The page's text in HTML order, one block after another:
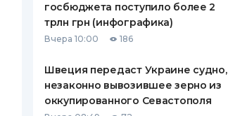
госбюджета поступило более 2
трлн грн (инфографика)
Вчера 10:00 186
Швеция передаст Украине судно,
незаконно вывозившее зерно из
оккупированного Севастополя